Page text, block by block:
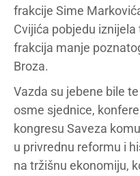
frakcije Sime
Cvijića pobjedu
frakcija manje
Broza.
Vazda su jebene bile
osme sjednice,
kongresu Saveza
u privrednu reformu i
na tržišnu ekonomiju,